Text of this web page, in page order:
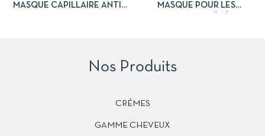
MASQUE CAPILLAIRE ANTI-
MASQUE POUR LES
Nos Produits
CRÉMES
GAMME CHEVEUX